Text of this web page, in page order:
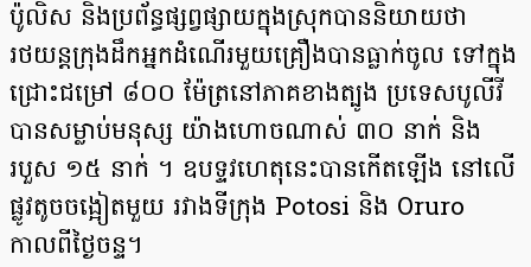
ប៉ូលិស និងប្រព័ន្ធផ្សព្វផ្សាយក្នុងស្រុកបាននិយាយថា
រថយន្តក្រុងដឹកអ្នកដំណើរមួយគ្រឿងបានធ្លាក់ចូល ទៅក្នុង
ជ្រោះជម្រៅ ៨០០ ម៉ែត្រនៅភាគខាងត្បូង ប្រទេសបូលីវី
បានសម្លាប់មនុស្ស យ៉ាងហោចណាស់ ៣០ នាក់ និង
របួស ១៥ នាក់ ។ ឧបទ្ទវហេតុ​នេះបានកើតឡើង នៅលើ
ផ្លូវតូចចង្អៀតមួយ រវាងទីក្រុង Potosi និង Oruro
កាលពីថ្ងៃចន្ទ។